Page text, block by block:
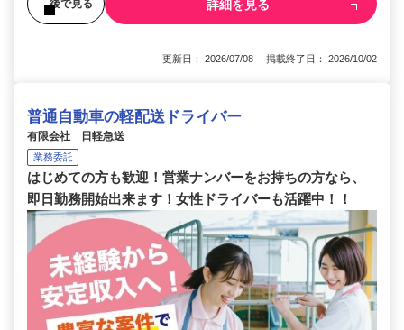
後で見る 詳細を見る
更新日： 2026/07/08 掲載終了日： 2026/10/02
普通自動車の軽配送ドライバー
有限会社 日軽急送
業務委託
はじめての方も歓迎！営業ナンバーをお持ちの方なら、
即日勤務開始出来ます！女性ドライバーも活躍中！！